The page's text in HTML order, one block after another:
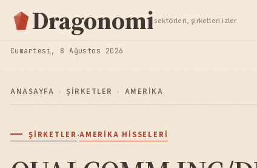
Dragonomisektörleri, şirketleri izler
Cumartesi, 8 Ağustos 2026
ANASAYFA › ŞIRKETLER › AMERIKA
ŞIRKETLER·AMERIKA HISSELERI